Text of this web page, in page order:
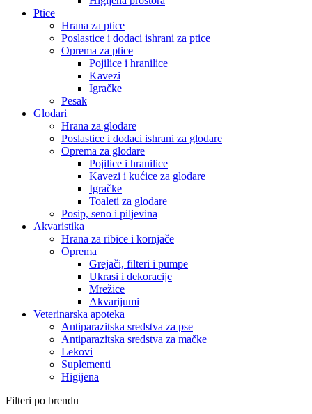
Ptice
Hrana za ptice
Poslastice i dodaci ishrani za ptice
Oprema za ptice
Pojilice i hranilice
Kavezi
Igračke
Pesak
Glodari
Hrana za glodare
Poslastice i dodaci ishrani za glodare
Oprema za glodare
Pojilice i hranilice
Kavezi i kućice za glodare
Igračke
Toaleti za glodare
Posip, seno i piljevina
Akvaristika
Hrana za ribice i kornjače
Oprema
Grejači, filteri i pumpe
Ukrasi i dekoracije
Mrežice
Akvarijumi
Veterinarska apoteka
Antiparazitska sredstva za pse
Antiparazitska sredstva za mačke
Lekovi
Suplementi
Higijena
Filteri po brendu